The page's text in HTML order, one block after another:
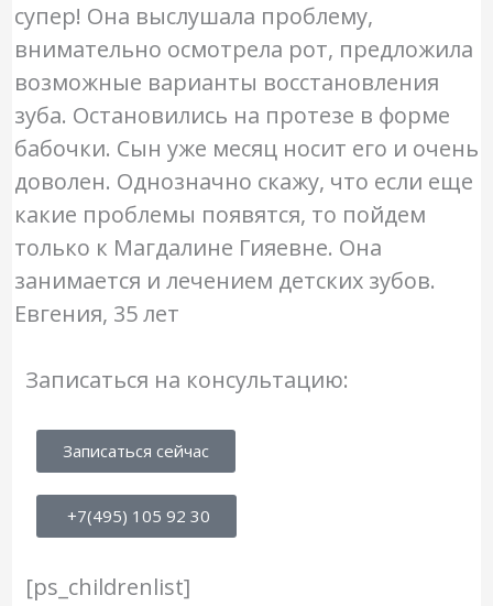
супер! Она выслушала проблему,
внимательно осмотрела рот, предложила
возможные варианты восстановления
зуба. Остановились на протезе в форме
бабочки. Сын уже месяц носит его и очень
доволен. Однозначно скажу, что если еще
какие проблемы появятся, то пойдем
только к Магдалине Гияевне. Она
занимается и лечением детских зубов.
Евгения, 35 лет
Записаться на консультацию:
Записаться сейчас
+7(495) 105 92 30
[ps_childrenlist]